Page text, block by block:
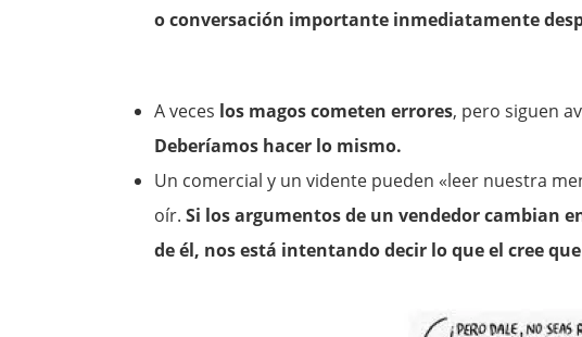
o conversación importante inmediatamente
A veces los magos cometen errores, pero siguen
Deberíamos hacer lo mismo.
Un comercial y un vidente pueden «leer nuestra
oír. Si los argumentos de un vendedor cambian
de él, nos está intentando decir lo que el cree